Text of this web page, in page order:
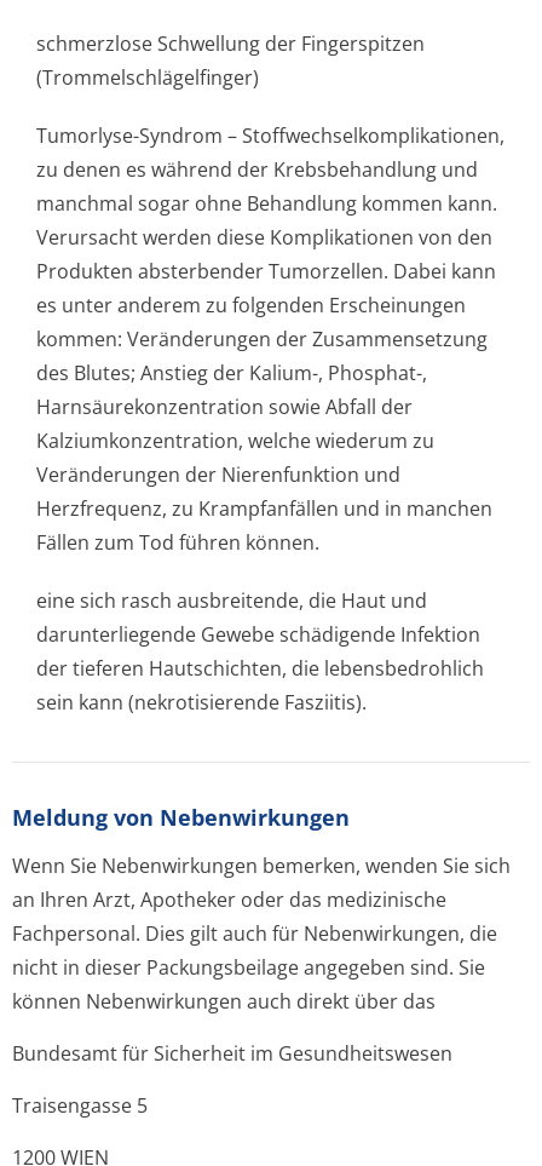
schmerzlose Schwellung der Fingerspitzen
(Trommelschlägel­finger)
Tumorlyse-Syndrom – Stoffwechselkom­plikationen,
zu denen es während der Krebsbehandlung und
manchmal sogar ohne Behandlung kommen kann.
Verursacht werden diese Komplikationen von den
Produkten absterbender Tumorzellen. Dabei kann
es unter anderem zu folgenden Erscheinungen
kommen: Veränderungen der Zusammensetzung
des Blutes; Anstieg der Kalium-, Phosphat-,
Harnsäurekonzen­tration sowie Abfall der
Kalziumkonzen­tration, welche wiederum zu
Veränderungen der Nierenfunktion und
Herzfrequenz, zu Krampfanfällen und in manchen
Fällen zum Tod führen können.
eine sich rasch ausbreitende, die Haut und
darunterliegende Gewebe schädigende Infektion
der tieferen Hautschichten, die lebensbedrohlich
sein kann (nekrotisierende Fasziitis).
Meldung von Nebenwirkungen
Wenn Sie Nebenwirkungen bemerken, wenden Sie sich
an Ihren Arzt, Apotheker oder das medizinische
Fachpersonal. Dies gilt auch für Nebenwirkungen, die
nicht in dieser Packungsbeilage angegeben sind. Sie
können Nebenwirkungen auch direkt über das
Bundesamt für Sicherheit im Gesundheitswesen
Traisengasse 5
1200 WIEN